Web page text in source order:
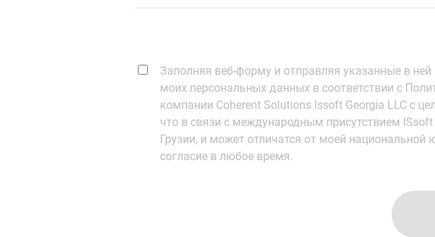
Заполняя веб-форму и отправляя указанные в
моих персональных данных в соответствии с
компании Coherent Solutions Issoft Georgia LLC с
что в связи с международным присутствием
Грузии, и может отличатся от моей
согласие в любое время.